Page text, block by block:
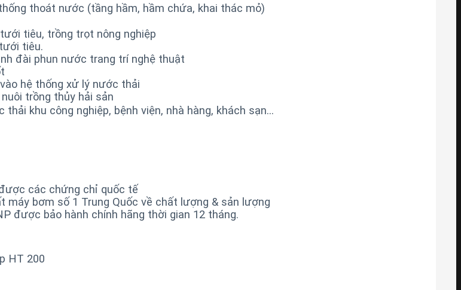
thoát nước (tầng hầm, hầm chứa, khai thác mỏ)
tiêu, trồng trọt nông nghiệp
tiêu.
đài phun nước trang trí nghệ thuật
hệ thống xử lý nước thải
trồng thủy hải sản
thải khu công nghiệp, bệnh viện, nhà hàng, khách sạn…
các chứng chỉ quốc tế
bơm số 1 Trung Quốc về chất lượng & sản lượng
được bảo hành chính hãng thời gian 12 tháng.
HT 200